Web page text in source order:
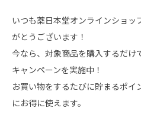
いつも薬日本堂オンラインショッ
がとうございます！
今なら、対象商品を購入するだ
キャンペーンを実施中！
お買い物をするたびに貯まるポイ
にお得に使えます。